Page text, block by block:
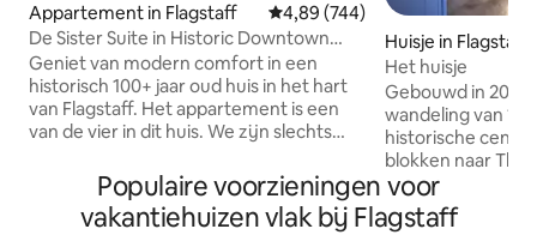
Appartement in Flagstaff Gemiddelde beoordeling van
4,89 (744)
De Sister Suite in Historic Downtown
Flagstaff #4
Geniet van modern comfort in een
historisch 100+ jaar oud huis in het hart
van Flagstaff. Het appartement is een
van de vier in dit huis. We zijn slechts
centrum van het winkelgebied en
tientallen restaurants en winkels. Het
appartement is een charmante, onlangs
Huisje in Flagstaff
Het huisje
Gebouwd in
wandeling van
historische
blokken naar
en
Mesa. Een
vloerverwarming
Populaire voorzieningen voor
vakantiehuizen vlak bij Flagstaff